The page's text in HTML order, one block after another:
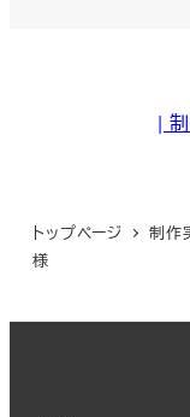
|
トップページ 制作
様